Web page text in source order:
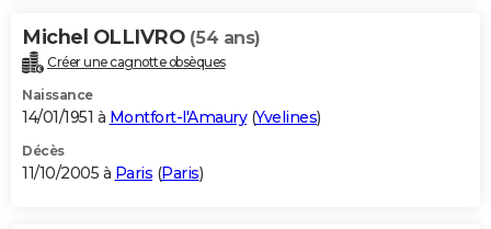
Michel OLLIVRO (54 ans)
Créer une cagnotte obsèques
Naissance
14/01/1951 à Montfort-l'Amaury(Yvelines)
Décès
11/10/2005 à Paris (Paris)